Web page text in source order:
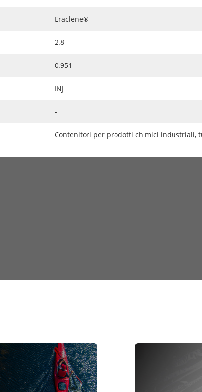
Eraclene®
2.8
0.951
INJ
-
Contenitori per prodotti chimici industriali,